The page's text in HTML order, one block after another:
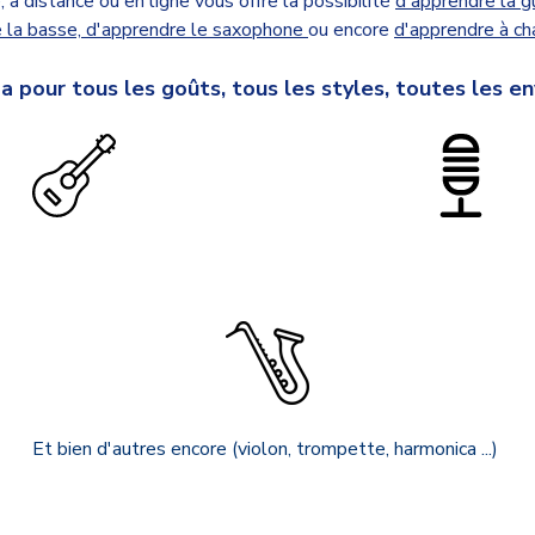
basse, d'apprendre le saxophone ou encore d'apprendre à
pour tous les goûts, tous les styles, toutes les
Et bien d'autres encore (violon, trompette, harmonica ...)